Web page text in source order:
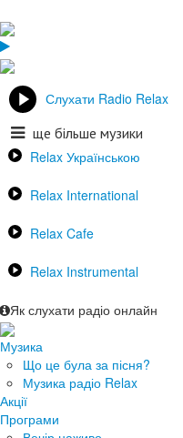
Слухати Radio Relax
ще більше музики
Relax Українською
Relax International
Relax Cafe
Relax Instrumental
Як слухати радіо онлайн
Музика
Що це була за пісня?
Музика радіо Relax
Акції
Програми